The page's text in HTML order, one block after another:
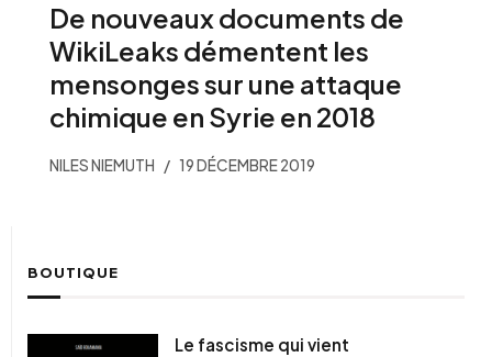
De nouveaux documents de
WikiLeaks démentent les
mensonges sur une attaque
chimique en Syrie en 2018
NILES NIEMUTH 19 DÉCEMBRE 2019
BOUTIQUE
Le fascisme qui vient